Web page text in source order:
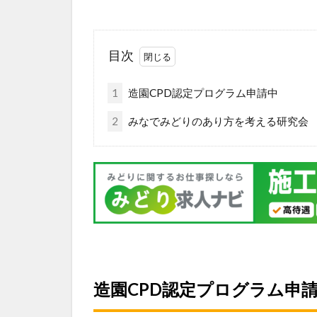
目次
1 造園CPD認定プログラム申請中
2 みなでみどりのあり方を考える研究会
造園CPD認定プログラム申